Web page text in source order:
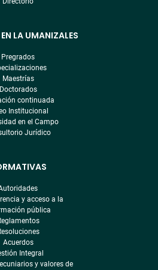
LA UMANIZALES
Pregrados
Maestrías
Doctorados
continuada
Institucional
en el Campo
Jurídico
y acceso a la
pública
Acuerdos
Integral
y valores de